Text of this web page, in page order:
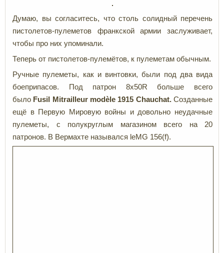
Думаю, вы согласитесь, что столь солидный перечень
пистолетов-пулеметов франкской армии заслуживает,
чтобы про них упоминали.
Теперь от пистолетов-пулемётов, к пулеметам обычным.
Ручные пулеметы, как и винтовки, были под два вида
боеприпасов. Под патрон 8x50R больше всего
было Fusil Mitrailleur modèle 1915 Chauchat.Созданные
ещё в Первую Мировую войны и довольно неудачные
пулеметы, с полукруглым магазином всего на 20
патронов. В Вермахте назывался leMG 156(f).